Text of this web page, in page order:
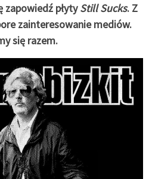
zapowiedź płytyStill Sucks. Z
zainteresowanie mediów.
się razem.